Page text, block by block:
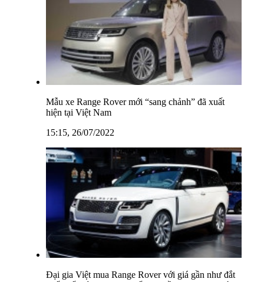
Mẫu xe Range Rover mới “sang chảnh” đã xuất
hiện tại Việt Nam
15:15, 26/07/2022
Đại gia Việt mua Range Rover với giá gần như đắt